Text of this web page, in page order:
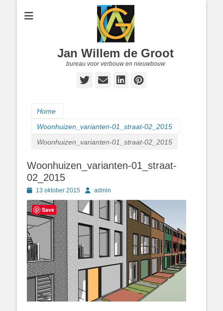
Jan Willem de Groot
bureau voor verbouw en nieuwbouw
Twitter
E-
LinkedIn
Pinterest
Home
Woonhuizen_varianten-01_straat-02_2015
Woonhuizen_varianten-01_straat-02_2015
Woonhuizen_varianten-01_straat-
02_2015
Geplaatst
op
13 oktober 2015 Authoradmin
Save